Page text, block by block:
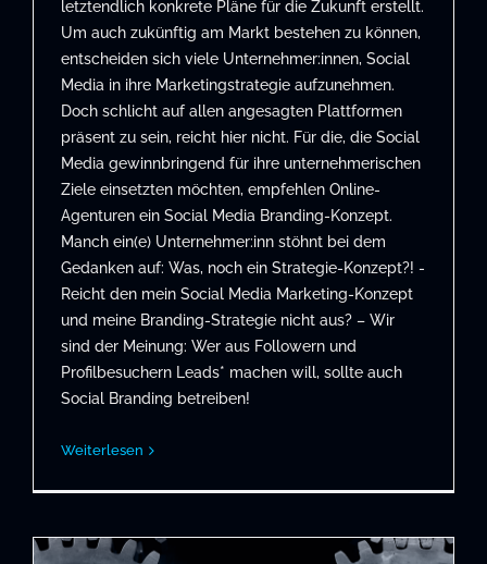
letztendlich konkrete Pläne für die Zukunft erstellt.
Um auch zukünftig am Markt bestehen zu können,
entscheiden sich viele Unternehmer:innen, Social
Media in ihre Marketingstrategie aufzunehmen.
Doch schlicht auf allen angesagten Plattformen
präsent zu sein, reicht hier nicht. Für die, die Social
Media gewinnbringend für ihre unternehmerischen
Ziele einsetzten möchten, empfehlen Online-
Agenturen ein Social Media Branding-Konzept.
Manch ein(e) Unternehmer:inn stöhnt bei dem
Gedanken auf: Was, noch ein Strategie-Konzept?! -
Reicht den mein Social Media Marketing-Konzept
und meine Branding-Strategie nicht aus? – Wir
sind der Meinung: Wer aus Followern und
Profilbesuchern Leads* machen will, sollte auch
Social Branding betreiben!
Weiterlesen